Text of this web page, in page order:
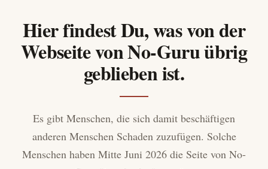
Hier findest Du, was von der
Webseite von No-Guru übrig
geblieben ist.
Es gibt Menschen, die sich damit beschäftigen
anderen Menschen Schaden zuzufügen. Solche
Menschen haben Mitte Juni 2026 die Seite von No-